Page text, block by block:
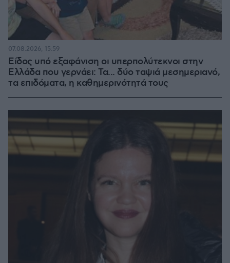
Είδος υπό εξαφάνιση οι υπερπολύτεκνοι στην
Ελλάδα που γερνάει: Τα... δύο ταψιά μεσημεριανό,
τα επιδόματα, η καθημερινότητά τους
07.08.2026, 15:59